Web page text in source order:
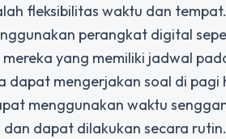
fleksibilitas waktu dan
perangkat digital
yang memiliki jadwal
mengerjakan soal di pagi
menggunakan waktu
dapat dilakukan secara rutin.